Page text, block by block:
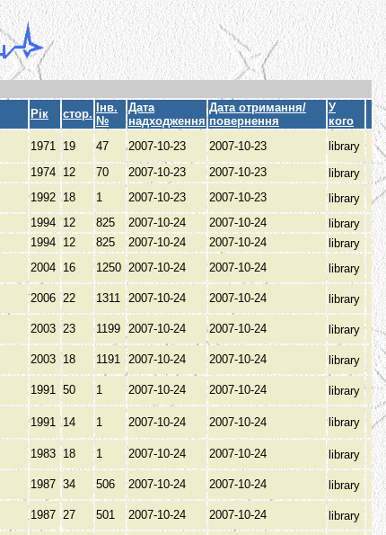
Рік стор.
Інв.
№
Дата
надходження
Дата отримання/
повернення
У
кого
1971 19 47 2007-10-23 2007-10-23
library
1974 12 70 2007-10-23 2007-10-23
library
1992 18 1 2007-10-23 2007-10-23
library
1994 12 825 2007-10-24 2007-10-24
library
1994 12 825 2007-10-24 2007-10-24
library
2004 16 1250 2007-10-24 2007-10-24 library
2006 22 1311 2007-10-24 2007-10-24 library
2003 23 1199 2007-10-24 2007-10-24 library
2003 18 1191 2007-10-24 2007-10-24 library
1991 50 1 2007-10-24 2007-10-24 library
1991 14 1 2007-10-24 2007-10-24 library
1983 18 1 2007-10-24 2007-10-24 library
1987 34 506 2007-10-24 2007-10-24 library
1987 27 501 2007-10-24 2007-10-24 library